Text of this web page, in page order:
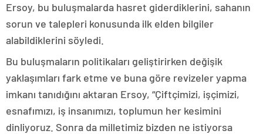
Ersoy, bu buluşmalarda hasret giderdiklerini, sahanın
sorun ve talepleri konusunda ilk elden bilgiler
alabildiklerini söyledi.
Bu buluşmaların politikaları geliştirirken değişik
yaklaşımları fark etme ve buna göre revizeler yapma
imkanı tanıdığını aktaran Ersoy, “Çiftçimizi, işçimizi,
esnafımızı, iş insanımızı, toplumun her kesimini
dinliyoruz. Sonra da milletimiz bizden ne istiyorsa